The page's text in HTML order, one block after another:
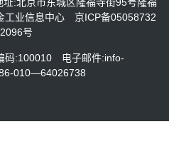
工业信息中心
京ICP备05058732
号
码:100010
电子邮件:info-
010—64026738